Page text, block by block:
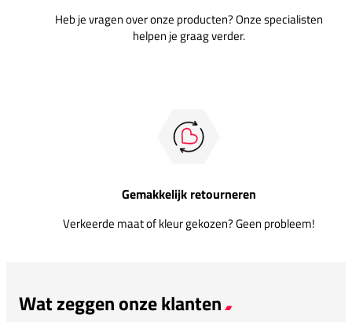
Heb je vragen over onze producten? Onze specialisten
helpen je graag verder.
Gemakkelijk retourneren
Verkeerde maat of kleur gekozen? Geen probleem!
Wat zeggen onze klanten